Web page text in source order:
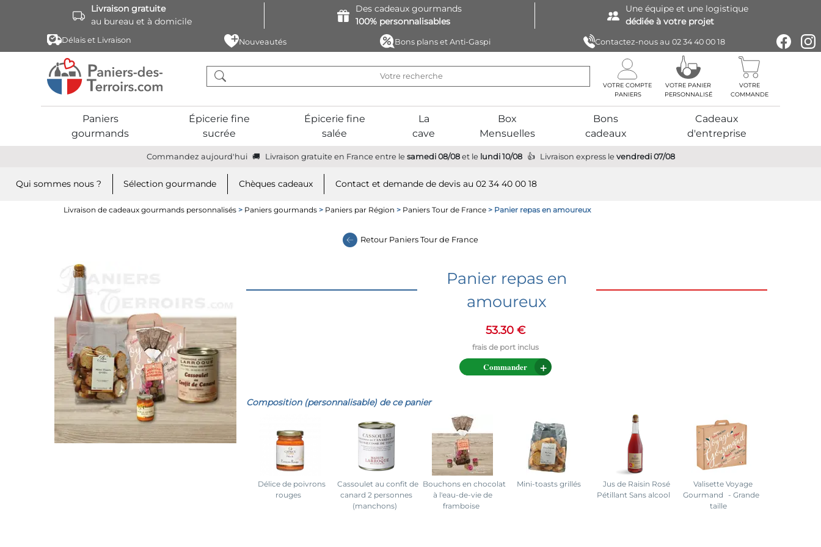
Livraison gratuite
au bureau et à domicile
Des cadeaux gourmands
100% personnalisables
Une équipe et une logistique
dédiée à votre projet
Délais et Livraison Nouveautés Bons plans et Anti-Gaspi Contactez-nous au 02 34 40 00 18
VOTRE COMPTE
VOTRE PANIER
PERSONNALISÉ
VOTRE
COMMANDE
Paniers
gourmands
Épicerie fine
sucrée
Épicerie fine
salée
La
cave
Box
Mensuelles
Bons
cadeaux
Cadeaux
d'entreprise
Commandez aujourd'hui Livraison gratuite en France entre le samedi 08/08et le lundi 10/08 Livraison expressle vendredi 07/08
Qui sommes nous ? Sélection gourmande Chèques cadeaux Contact et demande de devis au 02 34 40 00 18
Livraison de cadeaux gourmands personnalisés > Paniers gourmands > Paniers par Région > Paniers Tour de France > Panier repas en amoureux
Retour Paniers Tour de France
Panier repas en
amoureux
53.30 €
Commander
Composition (personnalisable) de ce panier
Délice de poivrons
rouges
Cassoulet au confit de
canard 2 personnes
(manchons)
Bouchons en chocolat
à l'eau-de-vie de
framboise
Mini-toasts grillés
Jus de Raisin Rosé
Pétillant Sans alcool
Valisette Voyage
Gourmand - Grande
taille